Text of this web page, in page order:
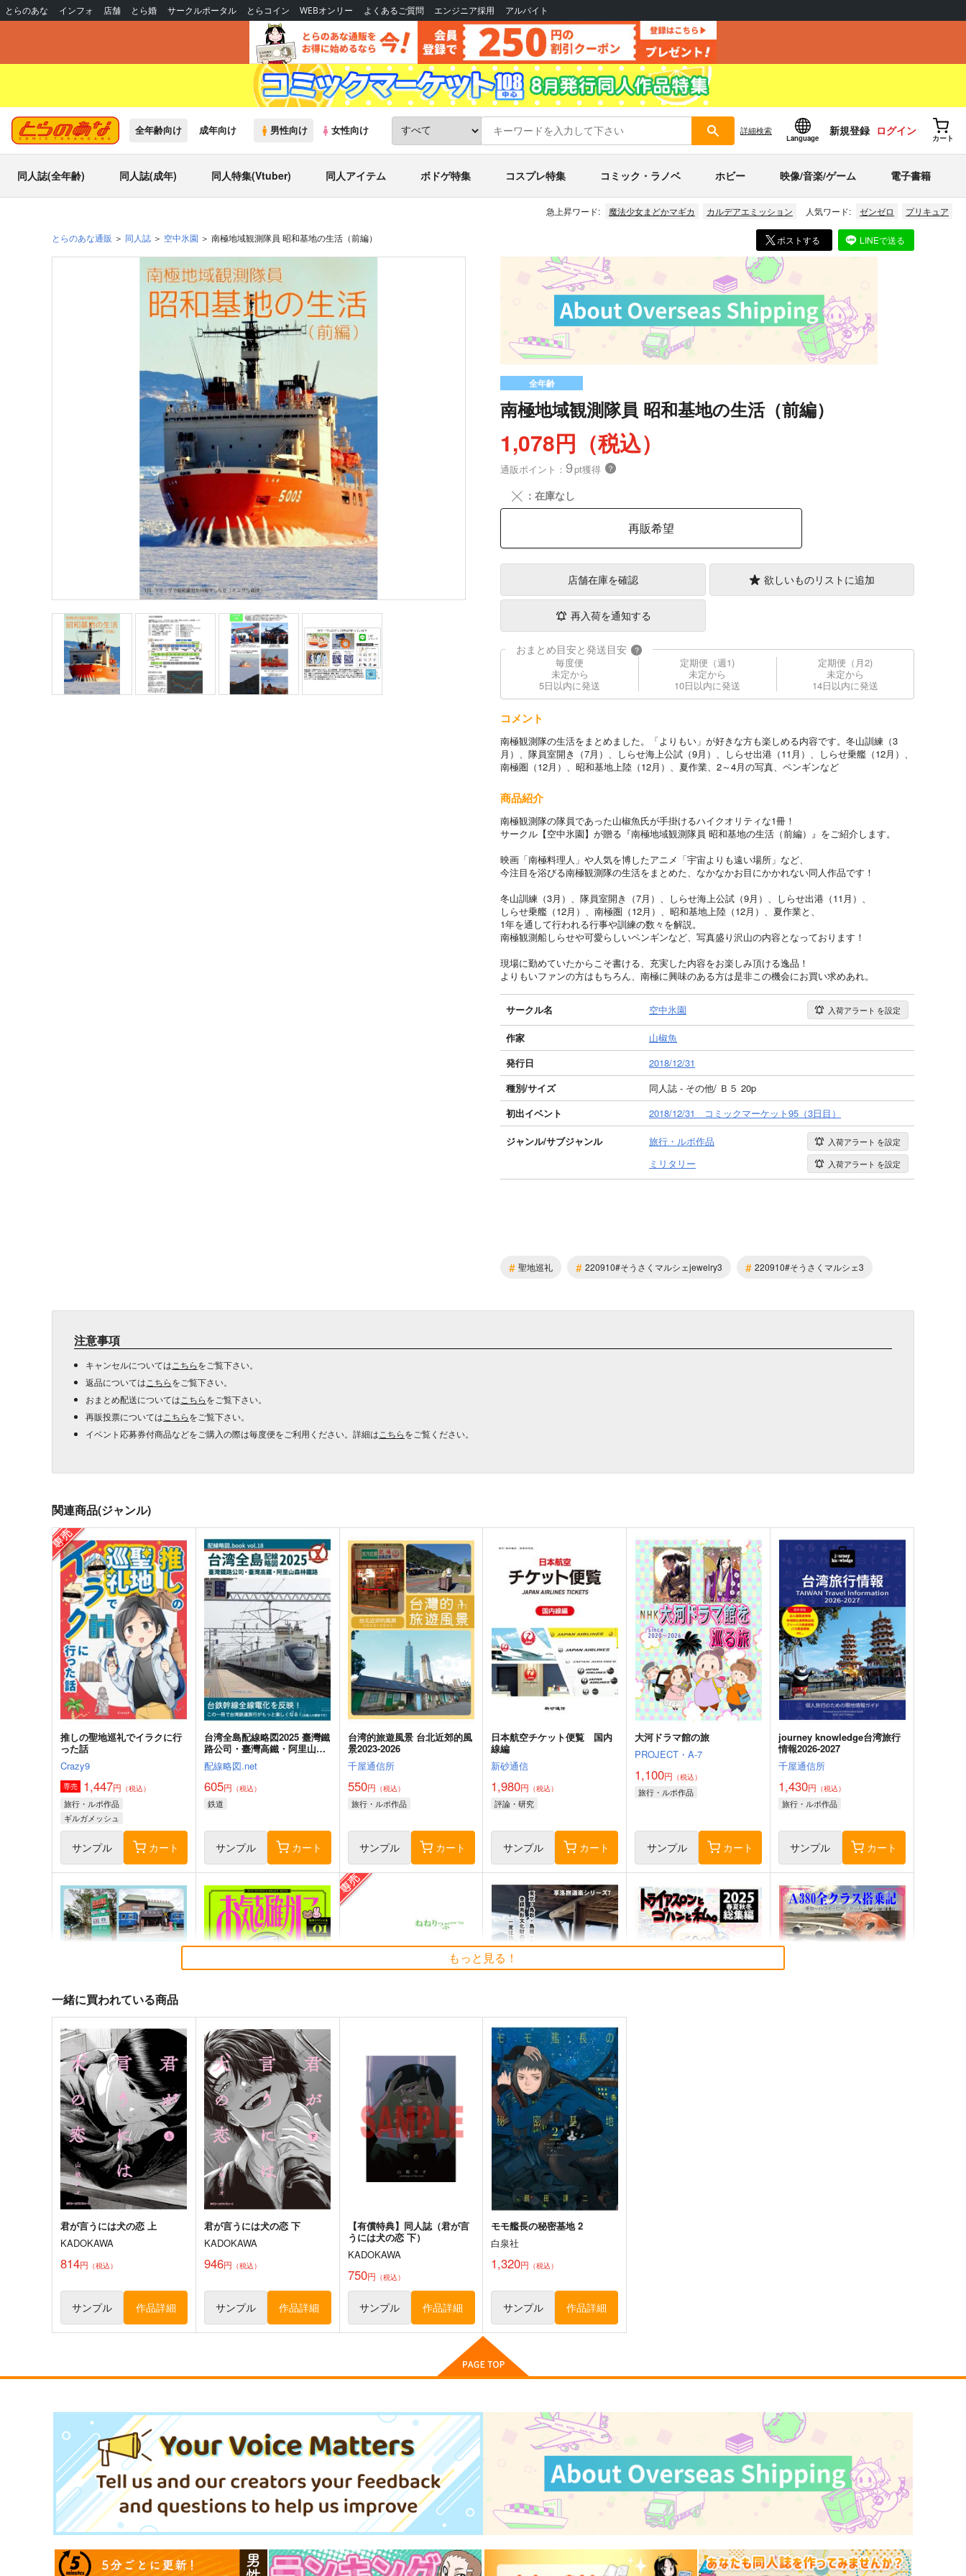
とらのあな インフォ 店舗 とら婚 サークルポータル とらコイン WEBオンリー よくあるご質問 エンジニア採用 アルバイト
全年齢向け 成年向け 男性向け 女性向け 詳細検索
Language
新規登録 ログイン
カート
同人誌(全年齢) 同人誌(成年) 同人特集(Vtuber) 同人アイテム ボドゲ特集 コスプレ特集 コミック・ラノベ ホビー 映像/音楽/ゲーム 電子書籍
急上昇ワード: 魔法少女まどかマギカ カルデアエミッション 人気ワード: ゼンゼロ プリキュア
とらのあな通販 同人誌 空中氷園 南極地域観測隊員 昭和基地の生活（前編） ポストする LINEで送る
全年齢
南極地域観測隊員 昭和基地の生活（前編）
1,078円（税込）
通販ポイント： 9pt獲得 ？
╳ ：在庫なし
再販希望
店舗在庫を確認 欲しいものリストに追加
再入荷を通知する
おまとめ目安と発送目安 ?
毎度便
未定から
5日以内に発送
定期便（週1)
未定から
10日以内に発送
定期便（月2)
未定から
14日以内に発送
コメント
南極観測隊の生活をまとめました。「よりもい」が好きな方も楽しめる内容です。冬山訓練（3
月）、隊員室開き（7月）、しらせ海上公試（9月）、しらせ出港（11月）、しらせ乗艦（12月）、
南極圏（12月）、昭和基地上陸（12月）、夏作業、2～4月の写真、ペンギンなど
商品紹介
南極観測隊の隊員であった山椒魚氏が手掛けるハイクオリティな1冊！
サークル【空中氷園】が贈る『南極地域観測隊員 昭和基地の生活（前編）』をご紹介します。
映画「南極料理人」や人気を博したアニメ「宇宙よりも遠い場所」など、
今注目を浴びる南極観測隊の生活をまとめた、なかなかお目にかかれない同人作品です！
冬山訓練（3月）、隊員室開き（7月）、しらせ海上公試（9月）、しらせ出港（11月）、
しらせ乗艦（12月）、南極圏（12月）、昭和基地上陸（12月）、夏作業と、
1年を通して行われる行事や訓練の数々を解説。
南極観測船しらせや可愛らしいペンギンなど、写真盛り沢山の内容となっております！
現場に勤めていたからこそ書ける、充実した内容をお楽しみ頂ける逸品！
よりもいファンの方はもちろん、南極に興味のある方は是非この機会にお買い求めあれ。
サークル名 空中氷園 入荷アラート を設定
作家
山椒魚
発行日
2018/12/31
種別/サイズ
同人誌 - その他/ Ｂ５ 20p
初出イベント
2018/12/31 コミックマーケット95（3日目）
ジャンル/サブジャンル 旅行・ルポ作品 入荷アラート を設定
ミリタリー 入荷アラート を設定
# 聖地巡礼 # 220910#そうさくマルシェjewelry3 # 220910#そうさくマルシェ3
注意事項
キャンセルについては こちらをご覧下さい。
返品については こちらをご覧下さい。
おまとめ配送については こちらをご覧下さい。
再販投票については こちらをご覧下さい。
イベント応募券付商品などをご購入の際は毎度便をご利用ください。詳細は こちらをご覧ください。
関連商品(ジャンル)
推しの聖地巡礼でイラクに行
った話
Crazy9
専売 1,447円 （税込）
旅行・ルポ作品
ギルガメッシュ
サンプル カート
台湾全島配線略図2025 臺灣鐵
路公司・臺灣高鐵・阿里山森
林鐵路
配線略図.net
605円 （税込）
鉄道
サンプル カート
台湾的旅遊風景 台北近郊的風
景2023-2026
千屋通信所
550円 （税込）
旅行・ルポ作品
サンプル カート
日本航空チケット便覧 国内
線編
新砂通信
1,980円 （税込）
評論・研究
サンプル カート
大河ドラマ館の旅
PROJECT・A-7
1,100円 （税込）
旅行・ルポ作品
サンプル カート
journey knowledge台湾旅行
情報2026-2027
千屋通信所
1,430円 （税込）
旅行・ルポ作品
サンプル カート
台湾的旅遊風景 東台湾・南迴
旅遊(宜蘭・花蓮・台東・屏
東)
千屋通信所
880円（税込）
旅行・ルポ作品
サンプル カート
お気を確かにできない
SAVA DESIGN
1,100円（税込）
オリジナル
サンプル カート
ねねりっぷ７ 千葉 房総・
銚子
おしょスタジオ
専売 770円（税込）
ラブプラス 姉ヶ崎寧々
サンプル
憧憬の温泉宿2
享洛食楽
1,210 （税込）
旅行・ルポ作品
サンプル カート
journey knowledge台湾旅行
情報2026
千屋通信所
1,320円（税込）
旅行・ルポ作品
サンプル カート
ナリムラアサクサ そのロク
399 円（税込）
サンプル カート
サンフレッチェ広島サポータ
ー遠征記
りだんだんと。
専売 660 （税込）
旅行・ルポ作品
サンプル カート
ナリムラアサクサ そのゴ
ナリムラ屋。
（税込）
サンプル
ナリムラアサクサ そのヨン
旅行・ルポ作品
サンプル
ナリムラアサクサ そのサン
ナリムラ屋。
399
旅行・ルポ作品
サンプル カート
もっと見る！
一緒に買われている商品
君が言うには犬の恋 上
KADOKAWA
814円 （税込）
サンプル 作品詳細
君が言うには犬の恋 下
KADOKAWA
946円 （税込）
サンプル 作品詳細
【有償特典】同人誌（君が言
うには犬の恋 下）
KADOKAWA
750円 （税込）
サンプル 作品詳細
モモ艦長の秘密基地 2
白泉社
1,320円 （税込）
サンプル 作品詳細